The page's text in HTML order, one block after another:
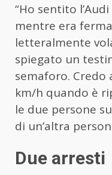
“Ho sentito
mentre era
letteralmente
spiegato un
semaforo. Credo
km/h quando è
le due persone
di un’altra
Due arresti